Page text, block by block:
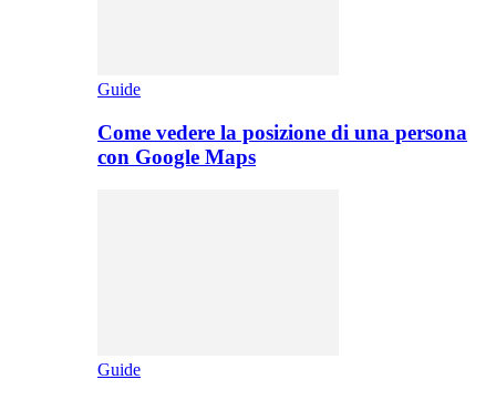
Guide
Come vedere la posizione di una persona
con Google Maps
Guide